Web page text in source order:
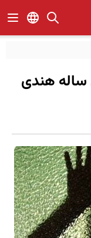
هندی